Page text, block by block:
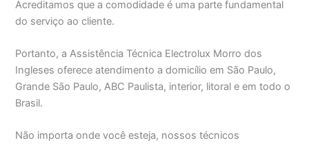
Acreditamos que a comodidade é uma parte fundamental
do serviço ao cliente.
Portanto, a Assistência Técnica Electrolux Morro dos
Ingleses oferece atendimento a domicílio em São Paulo,
Grande São Paulo, ABC Paulista, interior, litoral e em todo o
Brasil.
Não importa onde você esteja, nossos técnicos